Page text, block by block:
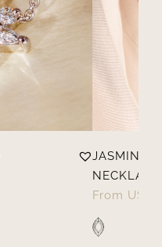
JASMIN -
NECKLACE
From US $